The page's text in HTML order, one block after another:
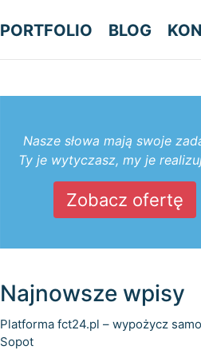
PORTFOLIO BLOG
Nasze słowa mają swoje
Ty je wytyczasz, my je
Zobacz ofertę
Najnowsze wpisy
Platforma fct24.pl – wypożycz
Sopot